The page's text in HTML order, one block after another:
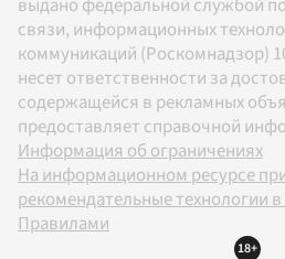
связи, информационных
коммуникаций (Роскомнадзор)
несет ответственности за
содержащейся в рекламных
предоставляет справочной
Информация об ограничениях
На информационном ресурсе
рекомендательные технологии
Правилами
18+